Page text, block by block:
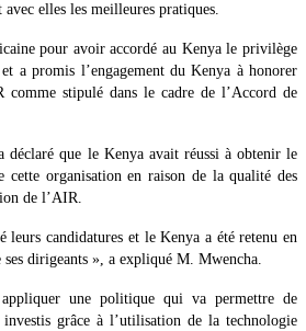
elles les meilleures pratiques.
pour avoir accordé au Kenya le privilège
a promis l’engagement du Kenya à honorer
comme stipulé dans le cadre de l’Accord de
déclaré que le Kenya avait réussi à obtenir le
cette organisation en raison de la qualité des
de l’AIR.
leurs candidatures et le Kenya a été retenu en
ses dirigeants », a expliqué M. Mwencha.
une politique qui va permettre de
grâce à l’utilisation de la technologie